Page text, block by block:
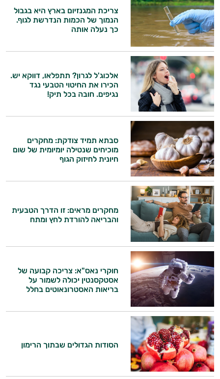
צריכת המגנזיום בארץ היא בגבול
הנמוך של הכמות הנדרשת לגוף.
כך נעלה אותה
אלכוג'ל לגרון? תתפלאו, דווקא יש.
הכירו את החיטוי הטבעי נגד
נגיפים. חובה בכל תיק!
סבתא תמיד צודקת: מחקרים
מוכיחים שנטילה יומיומית של שום
חיונית לחיזוק הגוף
מחקרים מראים: זו הדרך הטבעית
והבריאה להורדת לחץ ומתח
חוקרי נאס"א: צריכה קבועה של
אסטקסנטין יכולה לשמור על
בריאות האסטרונאוטים בחלל
הסודות הגדולים שבתוך הרימון
היי,
אני יועץ הבריאות האישי AI של טבע בריא.